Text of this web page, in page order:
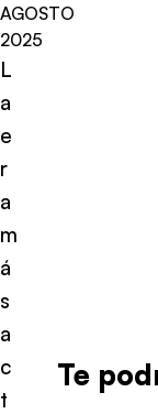
AGOSTO
2025
L
a
e
r
a
m
á
s
a
c
t
Te